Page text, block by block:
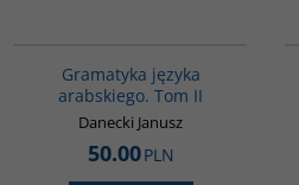
Gramatyka języka
arabskiego. Tom II
Danecki Janusz
50.00PLN